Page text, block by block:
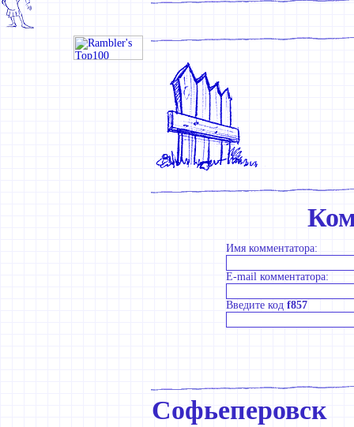
Имя комментатора:
E-mail комментатора:
Введите код f857
Софьеперовск